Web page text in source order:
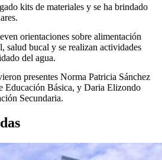
kits de materiales y se ha brindado
orientaciones sobre alimentación
salud bucal y se realizan actividades
del agua.
presentes Norma Patricia Sánchez
Educación Básica, y Daria Elizondo
Secundaria.